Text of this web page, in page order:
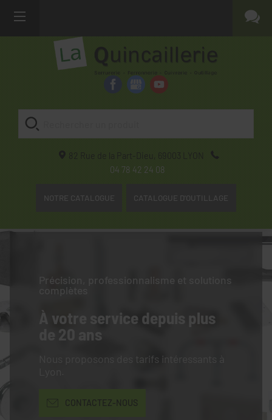
82 Rue de la Part-Dieu, 69003
LYON
04 78 42 24 08
NOTRE CATALOGUE CATALOGUE D'OUTILLAGE
Précision, professionnalisme et solutions
complètes
À votre service depuis plus
de 20 ans
Nous proposons des tarifs intéressants à
CONTACTEZ-NOUS